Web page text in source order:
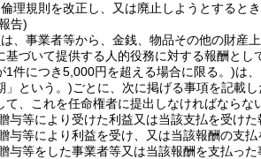
理規則を改正し、又は廃止しようとすると
告)
、事業者等から、金銭、物品その他の財産
基づいて提供する人的役務に対する報酬と
1件につき5,000円を超える場合に限る。)は
」という。)ごとに、次に掲げる事項を記載
て、これを任命権者に提出しなければならな
与等により受けた利益又は当該支払を受け
与等により利益を受け、又は当該報酬の支
与等をした事業者等又は当該報酬を支払っ